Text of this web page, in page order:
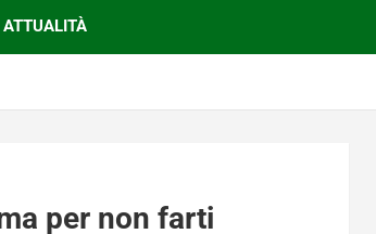
ATTUALITÀ
per non farti